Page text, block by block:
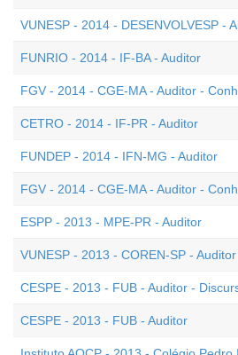
VUNESP - 2014 - DESENVOLVESP -
FUNRIO - 2014 - IF-BA - Auditor
FGV - 2014 - CGE-MA - Auditor -
CETRO - 2014 - IF-PR - Auditor
FUNDEP - 2014 - IFN-MG - Auditor
FGV - 2014 - CGE-MA - Auditor -
ESPP - 2013 - MPE-PR - Auditor
VUNESP - 2013 - COREN-SP - Auditor
CESPE - 2013 - FUB - Auditor -
CESPE - 2013 - FUB - Auditor